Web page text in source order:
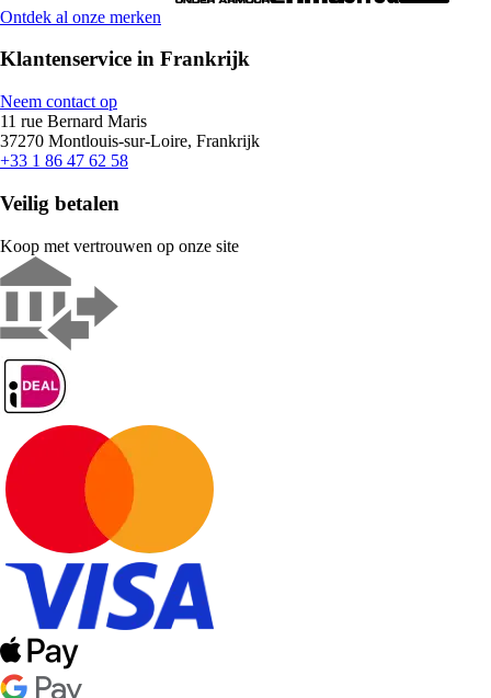
Ontdek al onze merken
Klantenservice in Frankrijk
Neem contact op
11 rue Bernard Maris
37270 Montlouis-sur-Loire, Frankrijk
+33 1 86 47 62 58
Veilig betalen
Koop met vertrouwen op onze site